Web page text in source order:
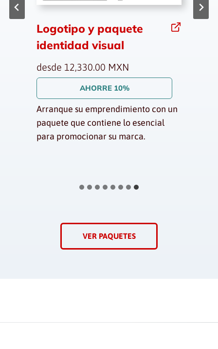
Logotipo y paquete
identidad visual
desde 12,330.00 MXN
AHORRE 10%
Arranque su emprendimiento con un
paquete que contiene lo esencial
para promocionar su marca.
VER PAQUETES